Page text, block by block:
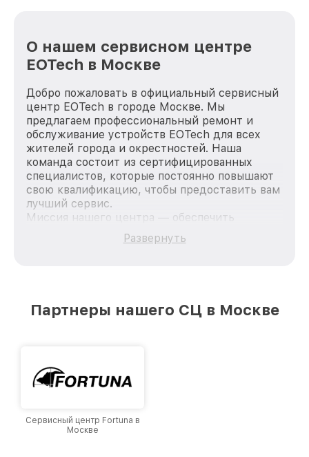
О нашем сервисном центре
EOTech в Москве
Добро пожаловать в официальный сервисный
центр EOTech в городе Москве. Мы
предлагаем профессиональный ремонт и
обслуживание устройств EOTech для всех
жителей города и окрестностей. Наша
команда состоит из сертифицированных
специалистов, которые постоянно повышают
свою квалификацию, чтобы предоставить вам
лучший сервис.
Миссия нашего центра — обеспечить
качественный и доступный ремонт для
каждого пользователя продукции EOTech, вне
лучшим сервисным центром EOTech в городе
Развернуть
Партнеры нашего СЦ в Москве
Сервисный центр Fortuna в
Москве